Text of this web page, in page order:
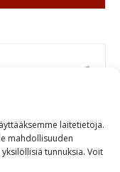
laitetietoja.
mahdollisuuden
tunnuksia. Voit